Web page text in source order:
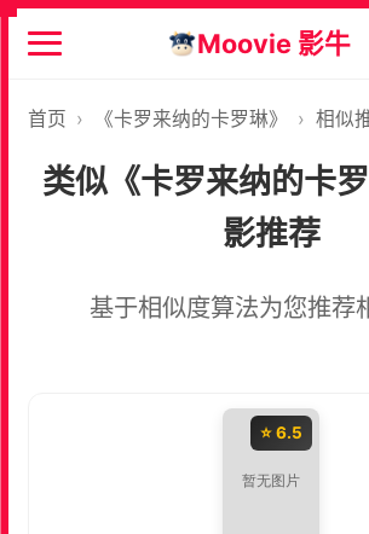
Moovie 影牛
首页 › 《卡罗来纳的卡罗琳》 › 相似
类似《卡罗来纳的卡
影推荐
基于相似度算法为您推荐
⭐ 6.5